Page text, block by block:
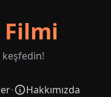
• Hakkımızda